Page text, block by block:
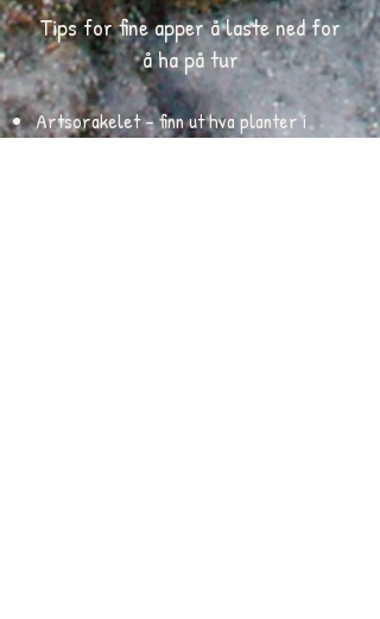
Tips for fine apper å laste ned for
å ha på tur
Artsorakelet - finn ut hva planter i